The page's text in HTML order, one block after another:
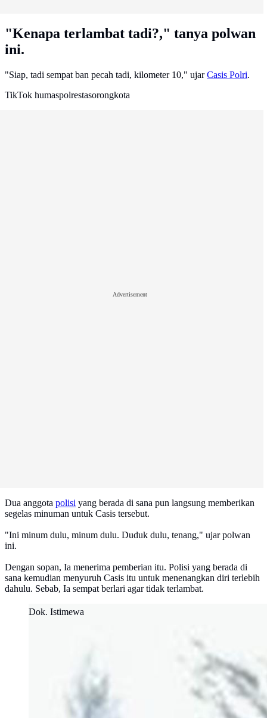
"Kenapa terlambat tadi?," tanya polwan
ini.
"Siap, tadi sempat ban pecah tadi, kilometer 10," ujarCasis Polri.
TikTok humaspolrestasorongkota
Advertisement
Dua anggota polisi yang berada di sana pun langsung memberikan
segelas minuman untuk Casis tersebut.
"Ini minum dulu, minum dulu. Duduk dulu, tenang," ujar polwan
ini.
Dengan sopan, Ia menerima pemberian itu. Polisi yang berada di
sana kemudian menyuruh Casis itu untuk menenangkan diri terlebih
dahulu. Sebab, Ia sempat berlari agar tidak terlambat.
Dok. Istimewa